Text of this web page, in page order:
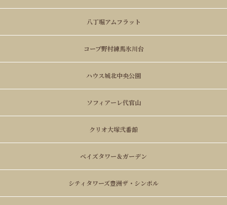
八丁堀アムフラット
コープ野村練馬氷川台
ハウス城北中央公園
ソフィアーレ代官山
クリオ大塚弐番館
ベイズタワー＆ガーデン
シティタワーズ豊洲ザ・シンボル